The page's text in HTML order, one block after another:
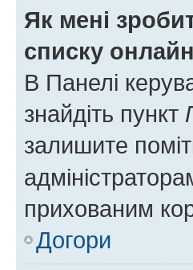
Як мені
списку
В Панелі
знайдіть пункт
залишите
прихованим
Догори